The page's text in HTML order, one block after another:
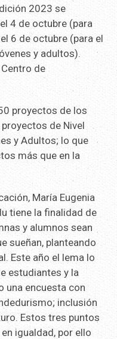
2023 se
4 de octubre (para
6 de octubre (para el
y adultos).
de
proyectos de los
de Nivel
y Adultos; lo que
más que en la
María Eugenia
tiene la finalidad de
y alumnos sean
sueñan, planteando
Este año el lema lo
estudiantes y la
una encuesta con
inclusión
Estos tres puntos
igualdad, por ello